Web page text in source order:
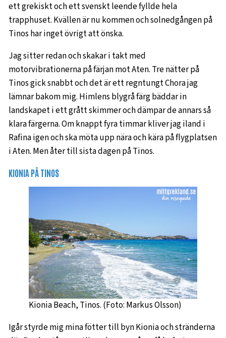
ett grekiskt och ett svenskt leende fyllde hela
trapphuset. Kvällen är nu kommen och solnedgången på
Tinos har inget övrigt att önska.
Jag sitter redan och skakar i takt med
motorvibrationerna på färjan mot Aten. Tre nätter på
Tinos gick snabbt och det är ett regntungt Chora jag
lämnar bakom mig. Himlens blygrå färg bäddar in
landskapet i ett grått skimmer och dämpar de annars så
klara färgerna. Om knappt fyra timmar kliver jag iland i
Rafina igen och ska möta upp nära och kära på flygplatsen
i Aten. Men åter till sista dagen på Tinos.
KIONIA PÅ TINOS
Kionia Beach, Tinos. (Foto: Markus Olsson)
Igår styrde mig mina fötter till byn Kionia och stränderna